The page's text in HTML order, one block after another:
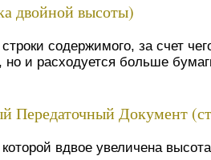
двойной высоты)
содержимого, за счет
и расходуется больше
Передаточный Документ
вдвое увеличена